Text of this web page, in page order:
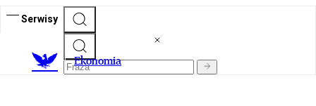
Serwisy
Ekonomia